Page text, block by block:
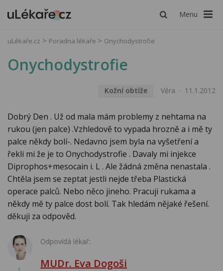
Menu
uLékaře.cz Poradna lékaře Onychodystrofie
Onychodystrofie
Kožní obtíže Věra 11.1.2012
Dobrý Den . Už od mala mám problemy z nehtama na
rukou (jen palce) .Vzhledově to vypada hrozně a i mě ty
palce někdy bolí-. Nedavno jsem byla na vyšetření a
řekli mi že je to Onychodystrofie . Davaly mi injekce
Diprophos+mesocain i. L . Ale žádná změna nenastala .
Chtěla jsem se zeptat jestli nejde třeba Plastická
operace palců. Nebo něco jineho. Pracuji rukama a
někdy mě ty palce dost bolí. Tak hledám nějaké řešení.
děkuji za odpověd.
Odpovídá lékař:
MUDr. Eva Dogoši